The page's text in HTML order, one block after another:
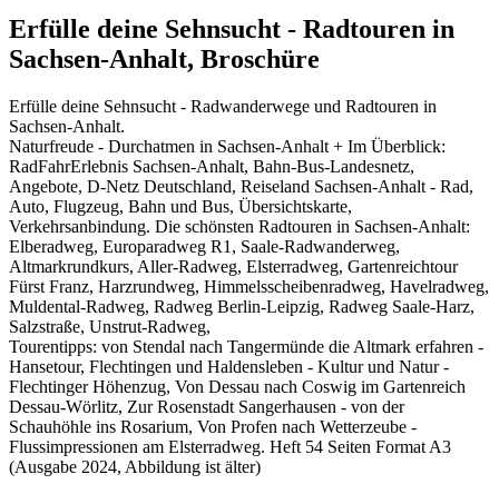
Erfülle deine Sehnsucht - Radtouren in
Sachsen-Anhalt, Broschüre
Erfülle deine Sehnsucht - Radwanderwege und Radtouren in
Sachsen-Anhalt.
Naturfreude - Durchatmen in Sachsen-Anhalt + Im Überblick:
RadFahrErlebnis Sachsen-Anhalt, Bahn-Bus-Landesnetz,
Angebote, D-Netz Deutschland, Reiseland Sachsen-Anhalt - Rad,
Auto, Flugzeug, Bahn und Bus, Übersichtskarte,
Verkehrsanbindung. Die schönsten Radtouren in Sachsen-Anhalt:
Elberadweg, Europaradweg R1, Saale-Radwanderweg,
Altmarkrundkurs, Aller-Radweg, Elsterradweg, Gartenreichtour
Fürst Franz, Harzrundweg, Himmelsscheibenradweg, Havelradweg,
Muldental-Radweg, Radweg Berlin-Leipzig, Radweg Saale-Harz,
Salzstraße, Unstrut-Radweg,
Tourentipps: von Stendal nach Tangermünde die Altmark erfahren -
Hansetour, Flechtingen und Haldensleben - Kultur und Natur -
Flechtinger Höhenzug, Von Dessau nach Coswig im Gartenreich
Dessau-Wörlitz, Zur Rosenstadt Sangerhausen - von der
Schauhöhle ins Rosarium, Von Profen nach Wetterzeube -
Flussimpressionen am Elsterradweg. Heft 54 Seiten Format A3
(Ausgabe 2024, Abbildung ist älter)